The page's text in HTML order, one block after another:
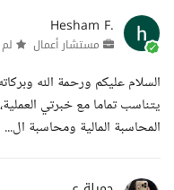
Hesham F.
مستشار أعمال
السلام عليكم ورحمة الله
المحاسبة المالية ومحاسبة ال...